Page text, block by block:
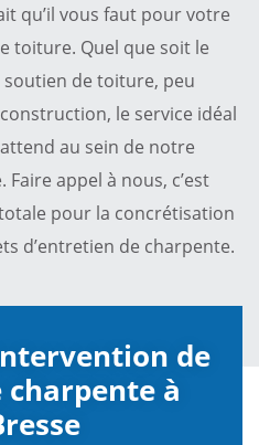
qu’il vous faut pour votre
toiture. Quel que soit le
de toiture, peu
le service idéal
au sein de notre
appel à nous, c’est
pour la concrétisation
d’entretien de charpente.
de
à